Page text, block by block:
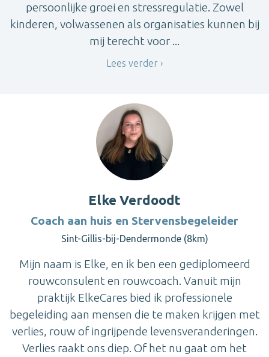
persoonlijke groei en stressregulatie. Zowel
kinderen, volwassenen als organisaties kunnen bij
mij terecht voor ...
Lees verder
Elke Verdoodt
Coach aan huis en Stervensbegeleider
Sint-Gillis-bij-Dendermonde (8km)
Mijn naam is Elke, en ik ben een gediplomeerd
rouwconsulent en rouwcoach. Vanuit mijn
praktijk ElkeCares bied ik professionele
begeleiding aan mensen die te maken krijgen met
verlies, rouw of ingrijpende levensveranderingen.
Verlies raakt ons diep. Of het nu gaat om het